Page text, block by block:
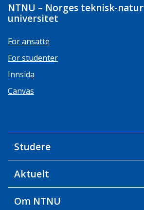
NTNU – Norges teknisk-
universitet
For ansatte
For studenter
Innsida
Canvas
Studere
Aktuelt
Om NTNU